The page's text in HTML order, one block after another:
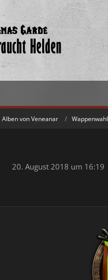
Alben von Veneanar Wappenwahl
20. August 2018 um 16:19